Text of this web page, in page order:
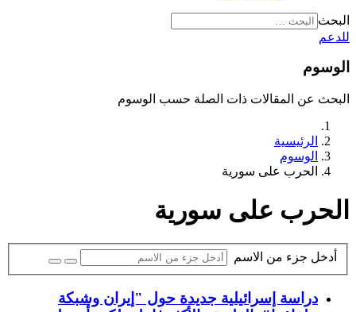
البحث
للدعم
الوسوم
البحث عن المقالات ذات الصلة حسب الوسوم
الرئيسية
الوسوم
الحرب على سورية
الحرب على سورية
أدخل جزء من الاسم
دراسة إسرائيلية جديدة حول "إيران وشبكة